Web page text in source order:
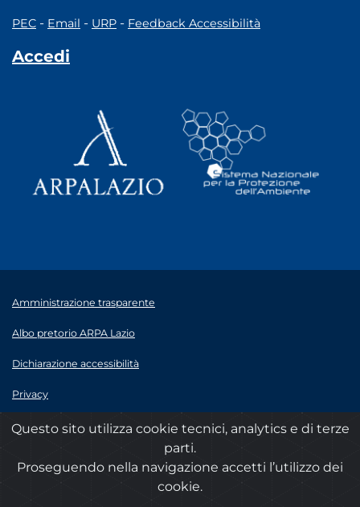
PEC - Email - URP - Feedback Accessibilità
Accedi
Amministrazione trasparente
Albo pretorio ARPA Lazio
Dichiarazione accessibilità
Privacy
Note legali
© 2020 ARPA Lazio - P.Iva 00915900575
Questo sito utilizza cookie tecnici, analytics e di terze
parti.
Proseguendo nella navigazione accetti l’utilizzo dei
cookie.